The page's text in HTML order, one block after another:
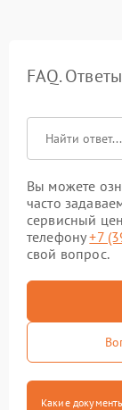
FAQ.
Вы можете
часто
сервисный
телефону+7
свой вопрос.
Какие